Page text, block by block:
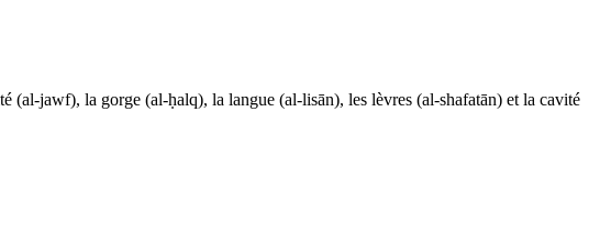
(al-jawf), la gorge (al-ḥalq), la langue (al-lisān), les lèvres (al-shafatān) et la cavité